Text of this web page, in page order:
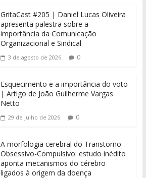
GritaCast #205 | Daniel Lucas Oliveira
apresenta palestra sobre a
importância da Comunicação
Organizacional e Sindical
3 de agosto de 2026 0
Esquecimento e a importância do voto
| Artigo de João Guilherme Vargas
Netto
29 de julho de 2026 0
A morfologia cerebral do Transtorno
Obsessivo-Compulsivo: estudo inédito
aponta mecanismos do cérebro
ligados à origem da doença